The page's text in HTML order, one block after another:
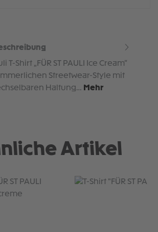
T-Shirt „FÜR ST PAULI Ice Cream“
Streetwear-Style mit
Haltung… Mehr
Artikel
überspringen